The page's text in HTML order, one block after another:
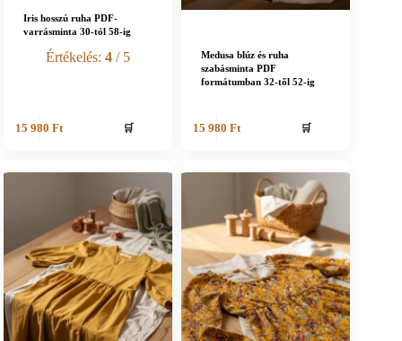
Iris hosszú ruha PDF-
varrásminta 30-tól 58-ig
Értékelés:4 / 5
15 980 Ft 🛒
Medusa blúz és ruha
szabásminta PDF
formátumban 32-től 52-ig
15 980 Ft 🛒